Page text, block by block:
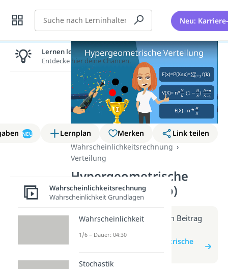
Suche Neu:
NEU Lernplan Merken
Link teilen
Wahrscheinlichkeitsrechnung
Verteilung
Hypergeometrische
Verteilung (Video)
Weitere Infos erhältst du im Beitrag
zum Video
zum Beitrag: Hypergeometrische
Lernen lohnt sich!
Entdecke hier deine Chancen.
Wahrscheinlichkeitsrechnung
Wahrscheinlichkeit Grundlagen
Wahrscheinlichkeit
1/6 – Dauer: 04:30
Stochastik